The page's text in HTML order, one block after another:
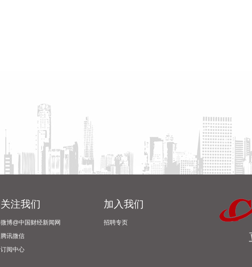
依顿电子(603328)8
东九洲集团在内的
募资不超过20亿元
目及补充流动资金
购此次发行股份金
亿元（含）。
2026-08-06 21:45:44
0.07%，道指涨
走低，闪迪跌超
关注我们
微博@中国财经新闻网
腾讯微信
订阅中心
加入我们
招聘专页